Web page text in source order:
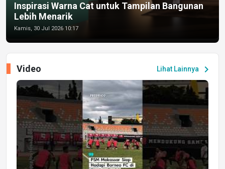
Inspirasi Warna Cat untuk Tampilan Bangunan
Lebih Menarik
Kamis, 30 Jul 2026 10:17
Lihat Lainnya chevron_right
Video